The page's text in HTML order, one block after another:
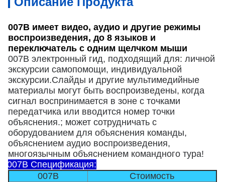
007B имеет видео, аудио и другие режимы
воспроизведения, до 8 языков и
переключатель с одним щелчком мыши
007B электронный гид, подходящий для: личной
экскурсии самопомощи, индивидуальной
экскурсии.Слайды и другие мультимедийные
материалы могут быть воспроизведены, когда
сигнал воспринимается в зоне с точками
передатчика или вводится номер точки
объяснения.; может сотрудничать с
оборудованием для объяснения команды,
объяснением аудио воспроизведения,
многоязычным объяснением командного тура!
007B Спецификация:
007B
Стоимость